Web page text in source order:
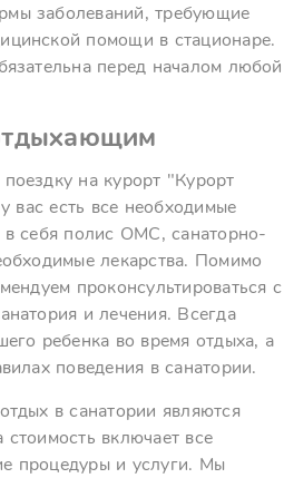
заболеваний, требующие
помощи в стационаре.
перед началом любой
на курорт "Курорт
вас есть все необходимые
себя полис ОМС, санаторно-
лекарства. Помимо
проконсультироваться с
и лечения. Всегда
ребенка во время отдыха, а
поведения в санатории.
в санатории являются
включает все
процедуры и услуги. Мы